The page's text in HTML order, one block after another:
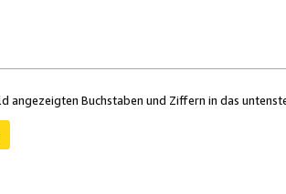
angezeigten Buchstaben und Ziffern in das